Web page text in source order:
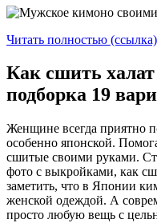
Читать полностью (ссылка)
Как сшить
подборка 19
Женщине всегда приятно
особенно японской.
сшитые своими руками.
фото с выкройками, как
заметить, что в Японии
женской одеждой. А
просто любую вещь с